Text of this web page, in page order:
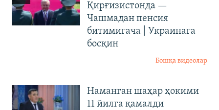
Қирғизистонда —
Чашмадан пенсия
битимигача | Украинага
босқин
Бошқа видеолар
Наманган шаҳар ҳокими
11 йилга қамалди